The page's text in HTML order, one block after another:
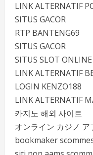
LINK ALTERNATIF
SITUS GACOR
RTP BANTENG69
SITUS GACOR
SITUS SLOT ONLINE
LINK ALTERNATIF
LOGIN KENZO188
LINK ALTERNATIF
카지노 해외 사이트
オンライン カジノ ア
bookmaker